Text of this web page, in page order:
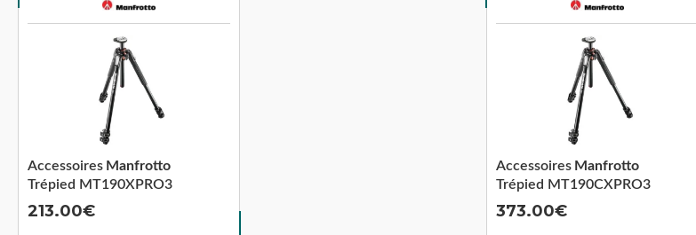
Trépied MT190XPRO3
Accessoires Manfrotto
213.00
Trépied MT190CXPRO3
Accessoires Manfrotto
373.00